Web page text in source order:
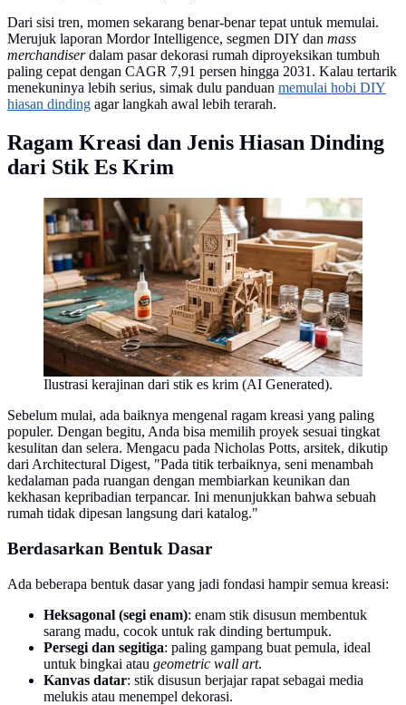
Dari sisi tren, momen sekarang benar-benar tepat untuk memulai.
Merujuk laporan Mordor Intelligence, segmen DIY dan mass
merchandiserdalam pasar dekorasi rumah diproyeksikan tumbuh
paling cepat dengan CAGR 7,91 persen hingga 2031. Kalau tertarik
menekuninya lebih serius, simak dulu panduan memulai hobi DIY
hiasan dinding agar langkah awal lebih terarah.
Ragam Kreasi dan Jenis Hiasan Dinding
dari Stik Es Krim
Ilustrasi kerajinan dari stik es krim (AI Generated).
Sebelum mulai, ada baiknya mengenal ragam kreasi yang paling
populer. Dengan begitu, Anda bisa memilih proyek sesuai tingkat
kesulitan dan selera. Mengacu pada Nicholas Potts, arsitek, dikutip
dari Architectural Digest, "Pada titik terbaiknya, seni menambah
kedalaman pada ruangan dengan membiarkan keunikan dan
kekhasan kepribadian terpancar. Ini menunjukkan bahwa sebuah
rumah tidak dipesan langsung dari katalog."
Berdasarkan Bentuk Dasar
Ada beberapa bentuk dasar yang jadi fondasi hampir semua kreasi:
Heksagonal (segi enam): enam stik disusun membentuk
sarang madu, cocok untuk rak dinding bertumpuk.
Persegi dan segitiga: paling gampang buat pemula, ideal
untuk bingkai atau geometric wall art.
Kanvas datar: stik disusun berjajar rapat sebagai media
melukis atau menempel dekorasi.